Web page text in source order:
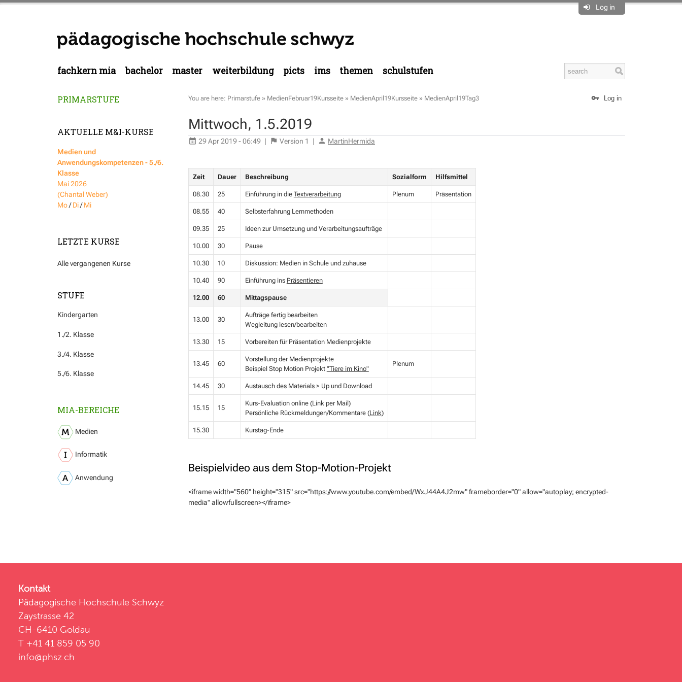
Log in
fachkern mia bachelor master weiterbildung picts ims themen schulstufen
PRIMARSTUFE
AKTUELLE M&I-KURSE
Medien und
Anwendungskompetenzen - 5./6.
Klasse
Mai 2026
(Chantal Weber)
Mo/Di/Mi
LETZTE KURSE
Alle vergangenen Kurse
STUFE
Kindergarten
1./2. Klasse
3./4. Klasse
5./6. Klasse
MIA-BEREICHE
Medien
Informatik
Anwendung
Log in
You are here: Primarstufe » MedienFebruar19Kursseite » MedienApril19Kursseite » MedienApril19Tag3
Mittwoch, 1.5.2019
29 Apr 2019 - 06:49 | Version 1 | MartinHermida
Zeit Dauer Beschreibung Sozialform Hilfsmittel
08.30 25 Einführung in die Textverarbeitung Plenum Präsentation
08.55 40 Selbsterfahrung Lernmethoden
09.35 25 Ideen zur Umsetzung und Verarbeitungsaufträge
10.00 30 Pause
10.30 10 Diskussion: Medien in Schule und zuhause
10.40 90 Einführung ins Präsentieren
12.00 60 Mittagspause
13.00 30
Aufträge fertig bearbeiten
Wegleitung lesen/bearbeiten
13.30 15 Vorbereiten für Präsentation Medienprojekte
13.45 60
Vorstellung der Medienprojekte
Beispiel Stop Motion Projekt "Tiere im Kino"
Plenum
14.45 30 Austausch des Materials > Up und Download
15.15 15
Kurs-Evaluation online (Link per Mail)
Persönliche Rückmeldungen/Kommentare (Link)
15.30 Kurstag-Ende
Beispielvideo aus dem Stop-Motion-Projekt
<iframe width="560" height="315" src="https://www.youtube.com/embed/WxJ44A4J2mw" frameborder="0" allow="autoplay; encrypted-
media" allowfullscreen></iframe>
Kontakt
Pädagogische Hochschule Schwyz
Zaystrasse 42
CH-6410 Goldau
T +41 41 859 05 90
info@phsz.ch